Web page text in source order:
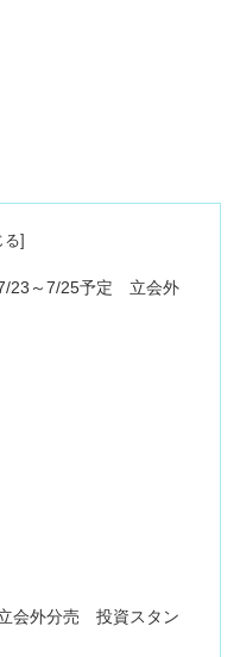
23～7/25予定 立会外
会外分売 投資スタン